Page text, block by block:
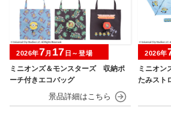
ミニオンズ＆モンスターズ 収納ポ
ーチ付きエコバッグ
2026年7月 17 日～登場
ミニオ
たみスト
2026年